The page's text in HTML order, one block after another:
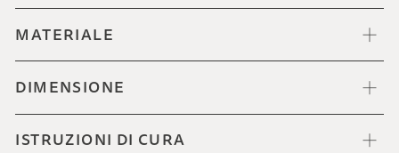
MATERIALE
DIMENSIONE
ISTRUZIONI DI CURA